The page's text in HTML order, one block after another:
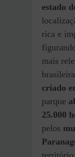
estado
rica e
mais
criado
parque
25.000
pelos